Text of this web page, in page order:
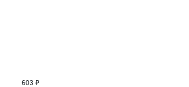
603 ₽